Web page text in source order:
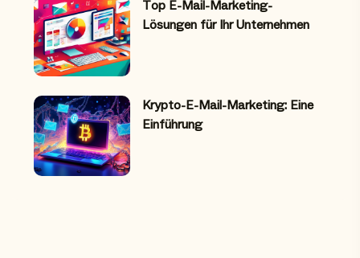
Top E-Mail-Marketing-
Lösungen für Ihr Unternehmen
Krypto-E-Mail-Marketing: Eine
Einführung